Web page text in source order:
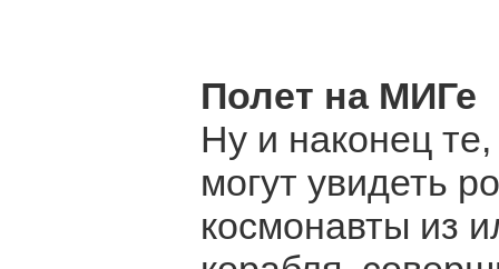
Полет на МИГе
Ну и наконец те,
могут увидеть
космонавты из